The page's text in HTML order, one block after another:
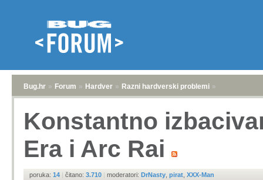
Bug.hr » Forum » Hardver » Razni hardverski problemi »
Konstantno
Era i Arc Rai
poruka: 14 | čitano: 3.710 | moderatori: DrNasty pirat XXX-Man